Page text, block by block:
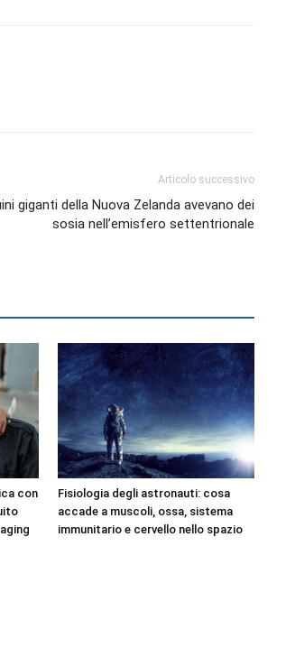
Articolo successivo
giganti della Nuova Zelanda avevano dei
sosia nell’emisfero settentrionale
con
Fisiologia degli astronauti: cosa
accade a muscoli, ossa, sistema
immunitario e cervello nello spazio